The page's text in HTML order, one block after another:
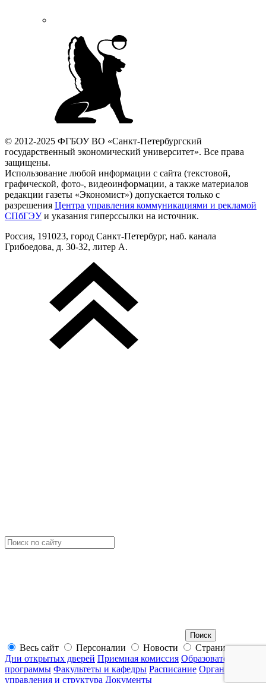
© 2012-2025 ФГБОУ ВО «Санкт-Петербургский
государственный экономический университет». Все права
защищены.
Использование любой информации с сайта (текстовой,
графической, фото-, видеоинформации, а также материалов
редакции газеты «Экономист») допускается только с
разрешения Центра управления коммуникациями и рекламой
СПбГЭУи указания гиперссылки на источник.
Россия, 191023, город Санкт-Петербург, наб. канала
Грибоедова, д. 30-32, литер А.
Весь сайт Персоналии Новости
Страницы
Дни открытых дверей Приемная комиссия Образовательные
программы Факультеты и кафедры Расписание Органы
управления и структура Документы